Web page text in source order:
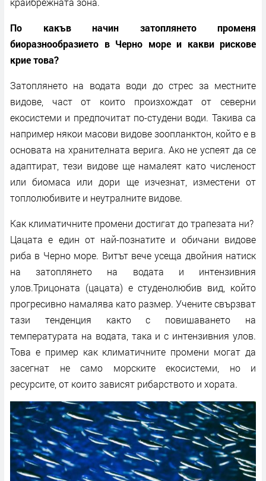
По какъв начин затоплянето променя
биоразнообразието в Черно море и какви рискове
крие това?
Затоплянето на водата води до стрес за местните
видове, част от които произхождат от северни
екосистеми и предпочитат по-студени води. Такива са
например някои масови видове зоопланктон, който е в
основата на хранителната верига. Ако не успеят да се
адаптират, тези видове ще намалеят като численост
или биомаса или дори ще изчезнат, изместени от
топлолюбивите и неутралните видове.
Как климатичните промени достигат до трапезата ни?
Цацата е един от най-познатите и обичани видове
риба в Черно море. Витът вече усеща двойния натиск
на затоплянето на водата и интензивния
улов.Трицоната (цацата) е студенолюбив вид, който
прогресивно намалява като размер. Учените свързват
тази тенденция както с повишаването на
температурата на водата, така и с интензивния улов.
Това е пример как климатичните промени могат да
засегнат не само морските екосистеми, но и
ресурсите, от които зависят рибарството и хората.